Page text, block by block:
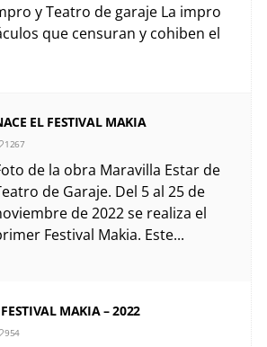
y Teatro de garaje La impro
que censuran y cohiben el
EL FESTIVAL MAKIA
1267
de la obra Maravilla Estar de
de Garaje. Del 5 al 25 de
de 2022 se realiza el
Festival Makia. Este...
MAKIA – 2022
954